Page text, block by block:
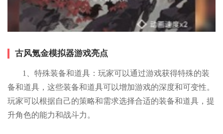
古风氪金模拟器游戏亮点
1、特殊装备和道具：玩家可以通过游戏获得特殊的装
备和道具，这些装备和道具可以增加游戏的深度和可变性。
玩家可以根据自己的策略和需求选择合适的装备和道具，提
升角色的能力和战斗力。